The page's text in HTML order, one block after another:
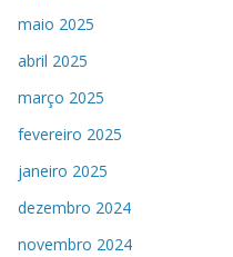
maio 2025
abril 2025
março 2025
fevereiro 2025
janeiro 2025
dezembro 2024
novembro 2024